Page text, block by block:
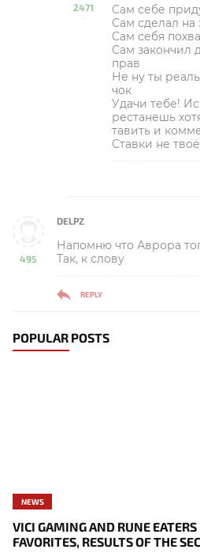
2471
-
Сам себе
Сам сделал на
Сам себя
Сам закончил
прав
Не ну ты
чок
Удачи тебе!
рестанешь
тавить и
Ставки не
495
-
DELPZ
Напомню что Аврора
Так, к слову
REPLY
POPULAR POSTS
NEWS
VICI GAMING AND RUNE
FAVORITES, RESULTS OF THE